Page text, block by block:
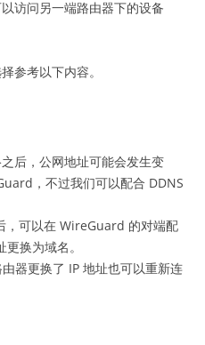
访问另一端路由器下的设备
参考以下内容。
后，公网地址可能会发生变
，不过我们可以配合 DDNS
，可以在 WireGuard 的对端配
换为域名。
器更换了 IP 地址也可以重新连